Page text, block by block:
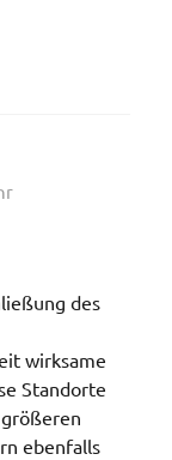
des
wirksame
Standorte
ebenfalls